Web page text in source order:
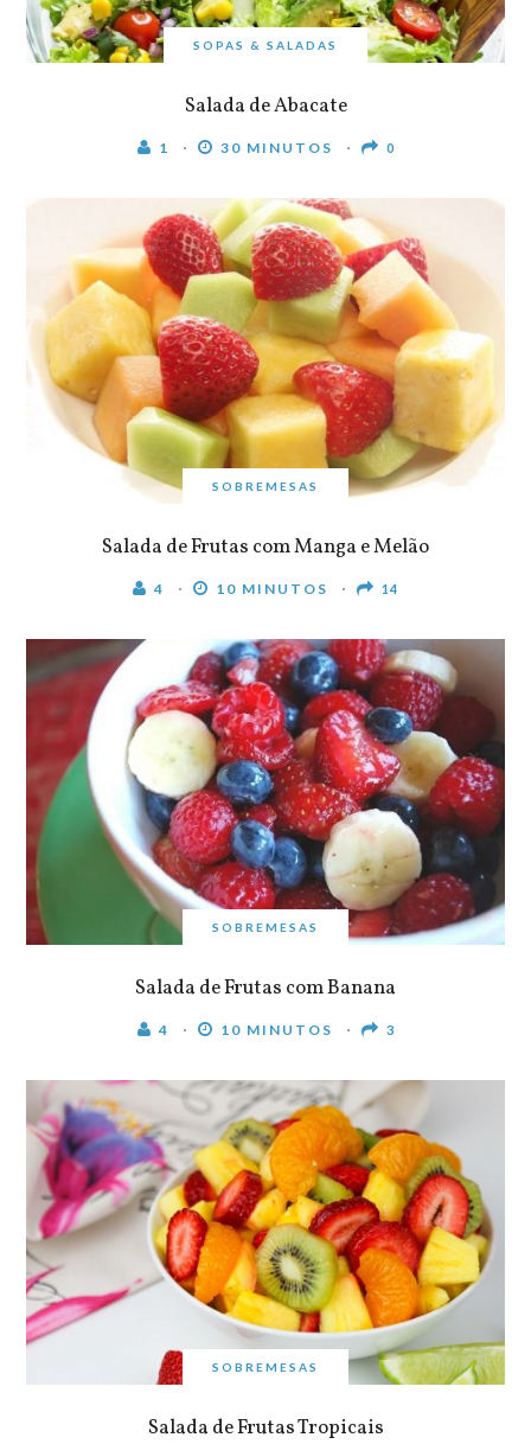
SOPAS & SALADAS
Salada de Abacate
1 30 MINUTOS 0
SOBREMESAS
Salada de Frutas com Manga e Melão
4 10 MINUTOS 14
SOBREMESAS
Salada de Frutas com Banana
4 10 MINUTOS 3
SOBREMESAS
Salada de Frutas Tropicais